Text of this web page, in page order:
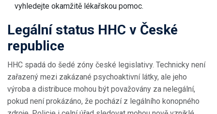
vyhledejte okamžitě lékařskou pomoc.
Legální status HHC v České
republice
HHC spadá do šedé zóny české legislativy. Technicky není
zařazený mezi zakázané psychoaktivní látky, ale jeho
výroba a distribuce mohou být považovány za nelegální,
pokud není prokázáno, že pochází z legálního konopného